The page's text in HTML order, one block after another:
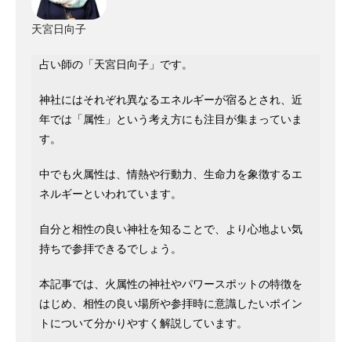
天宮日向子
占い師の「天宮日向子」です。
神社にはそれぞれ異なるエネルギーが宿るとされ、近
年では「属性」という考え方にも注目が集まっていま
す。
中でも火属性は、情熱や行動力、生命力を象徴するエ
ネルギーといわれています。
自分と相性の良い神社を知ることで、より心地よい気
持ちで参拝できるでしょう。
本記事では、火属性の神社やパワースポットの特徴を
はじめ、相性の良い場所や参拝時に意識したいポイン
トについて分かりやすく解説しています。